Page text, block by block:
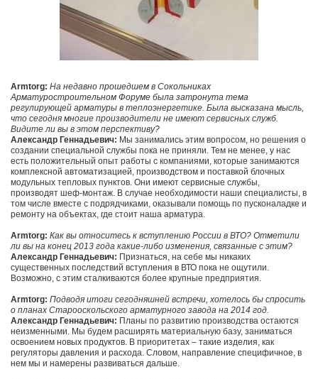
Armtorg: На недавно прошедшем в Сокольниках
Арматуростроительном Форуме была затронута тема
регулирующей арматуры в теплоэнергетике. Была высказана мысль,
что сегодня многие производители не имеют сервисных служб.
Видите ли вы в этом перспективу?
Александр Геннадьевич: Мы занимались этим вопросом, но решения о
создании специальной службы пока не приняли. Тем не менее, у нас
есть положительный опыт работы с компаниями, которые занимаются
комплексной автоматизацией, производством и поставкой блочных
модульных тепловых пунктов. Они имеют сервисные службы,
производят шеф-монтаж. В случае необходимости наши специалисты, в
том числе вместе с подрядчиками, оказывали помощь по пусконаладке и
ремонту на объектах, где стоит наша арматура.
Armtorg: Как вы относитесь к вступлению России в ВТО? Отметили
ли вы на конец 2013 года какие-либо изменения, связанные с этим?
Александр Геннадьевич: Признаться, на себе мы никаких
существенных последствий вступления в ВТО пока не ощутили.
Возможно, с этим сталкиваются более крупные предприятия.
Armtorg: Подводя итоги сегодняшней встречи, хотелось бы спросить
о планах Старооскольского арматурного завода на 2014 год.
Александр Геннадьевич: Планы по развитию производства остаются
неизменными. Мы будем расширять материальную базу, заниматься
освоением новых продуктов. В приоритетах – такие изделия, как
регуляторы давления и расхода. Словом, направление специфичное, в
нем мы и намерены развиваться дальше.